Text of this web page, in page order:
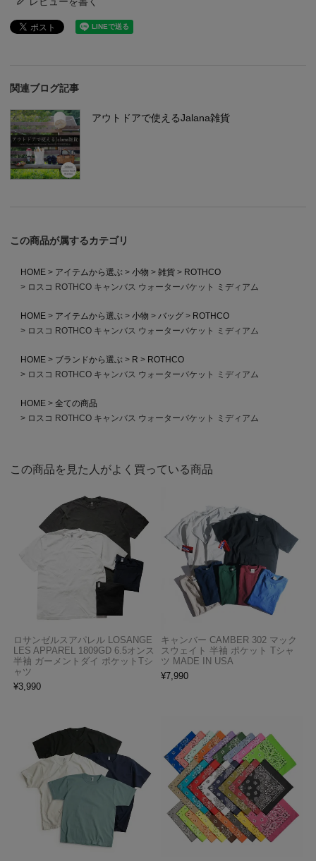
関連ブログ記事
アウトドアで使えるJalana雑貨
この商品が属するカテゴリ
HOME アイテムから選ぶ 小物 雑貨
ROTHCO
ロスコ ROTHCO キャンバス ウォーターバケット ミディアム
HOME アイテムから選ぶ 小物 バッグ
ROTHCO
ロスコ ROTHCO キャンバス ウォーターバケット ミディアム
HOME ブランドから選ぶ R
ROTHCO
ロスコ ROTHCO キャンバス ウォーターバケット ミディアム
HOME
全ての商品
ロスコ ROTHCO キャンバス ウォーターバケット ミディアム
この商品を見た人がよく買っている商品
ロサンゼルスアパレル LOSANGE
LES APPAREL 1809GD 6.5オンス
半袖 ガーメントダイ ポケットTシ
ャツ
¥3,990
キャンバー CAMBER 302 マック
スウェイト 半袖 ポケット Tシャ
ツ MADE IN USA
¥7,990